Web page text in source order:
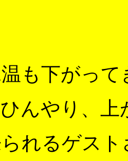
も下がっ
んやり、
れるゲスト